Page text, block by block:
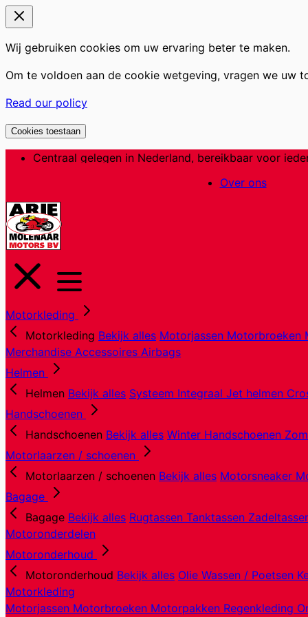
Wij gebruiken cookies om uw ervaring beter te maken.
Om te voldoen aan de cookie wetgeving, vragen we uw
Read our policy
Cookies toestaan
inhoud
Centraal gelegen in Nederland, bereikbaar voor
Over ons
Motorkleding
Motorkleding Bekijk alles Motorjassen Motorbroeken
Merchandise Accessoires Airbags
Helmen
Helmen Bekijk alles Systeem Integraal Jet helmen
Handschoenen
Handschoenen Bekijk alles Winter Handschoenen
Motorlaarzen / schoenen
Motorlaarzen / schoenen Bekijk alles Motorsneaker
Bagage
Bagage Bekijk alles Rugtassen Tanktassen
Motoronderdelen
Motoronderhoud
Motoronderhoud Bekijk alles Olie Wassen / Poetsen
Motorkleding
Motorjassen Motorbroeken Motorpakken Regenkleding